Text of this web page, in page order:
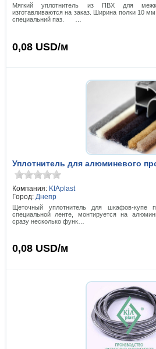
Мягкий уплотнитель из ПВХ для
изготавливаются на заказ. Ширина полки 10
специальний паз. ⠀⠀…
0,08 USD/м
Уплотнитель для алюминевого
Компания: KIAplast
Город: Днепр
Щеточный уплотнитель для шкафов-купе
специальной ленте, монтируется на
сразу несколько функ…
0,08 USD/м